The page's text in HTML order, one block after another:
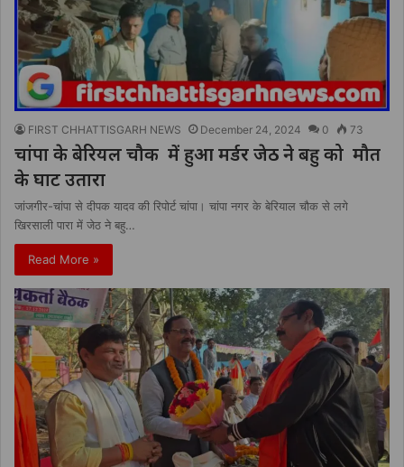
FIRST CHHATTISGARH NEWS December 24, 2024 0 73
चांपा के बेरियल चौक में हुआ मर्डर जेठ ने बहु को मौत
के घाट उतारा
जांजगीर-चांपा से दीपक यादव की रिपोर्ट चांपा। चांपा नगर के बेरियाल चौक से लगे
खिरसाली पारा में जेठ ने बहु…
Read More »